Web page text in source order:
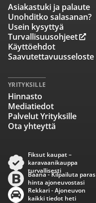
Asiakastuki ja palaute
Unohditko salasanan?
Usein kysyttyä
Turvallisuusohjeet
Käyttöehdot
Saavutettavuusseloste
YRITYKSILLE
Hinnasto
Mediatiedot
Palvelut Yrityksille
Ota yhteyttä
Fiksut kaupat –
karavaanikauppa
turvallisesti
Baana - Kilpailuta paras
hinta ajoneuvostasi
Rekkari - Ajoneuvon
kaikki tiedot heti